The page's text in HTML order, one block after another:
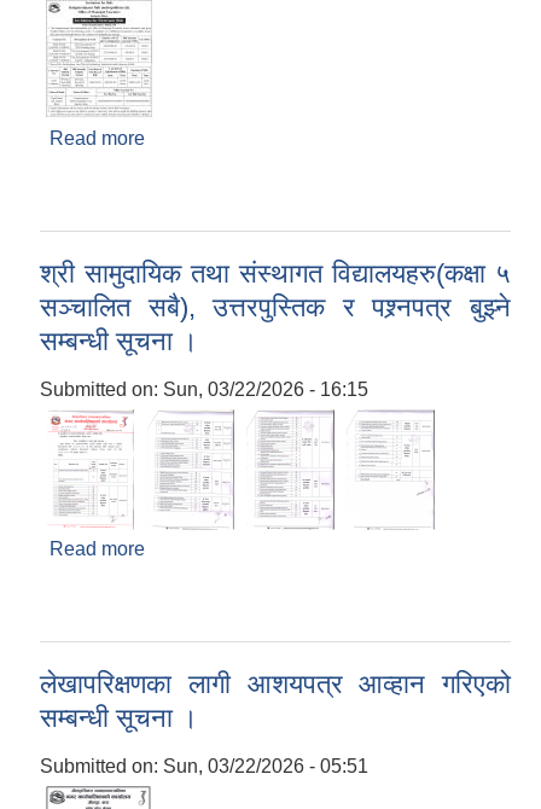
Read more
श्री सामुदायिक तथा संस्थागत विद्यालयहरु(कक्षा ५
सञ्चालित सबै), उत्तरपुस्तिक र पश्र्नपत्र बुझ्ने
सम्बन्धी सूचना ।
Submitted on: Sun, 03/22/2026 - 16:15
Read more
लेखापरिक्षणका लागी आशयपत्र आव्हान गरिएको
सम्बन्धी सूचना ।
Submitted on: Sun, 03/22/2026 - 05:51